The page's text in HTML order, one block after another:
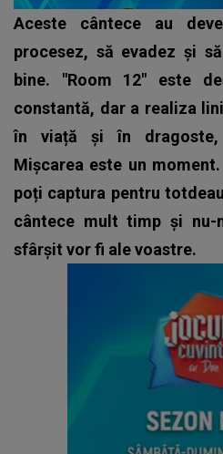
Aceste cântece au
procesez, să evadez și
bine. "Room 12" este
constantă, dar a realiza
în viață și în dragoste,
Mișcarea este un
poți captura pentru
cântece mult timp și
sfârșit vor fi ale voastre.